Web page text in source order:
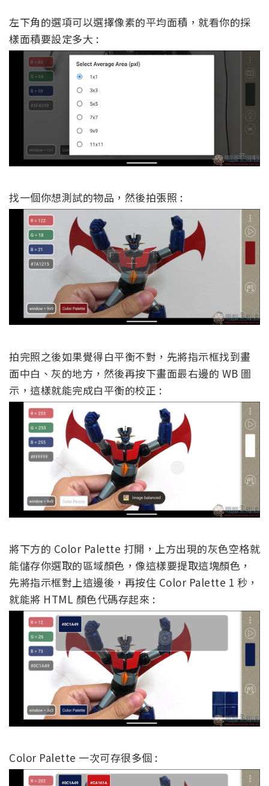
左下角的選項可以選擇像素的平均面積，就看你的採
樣面積要設定多大 :
找一個你想測試的物品，然後拍張照 :
拍完照之後如果覺得白平衡不對，先將指示框找到畫
面中白、灰的地方，然後再按下畫面最右邊的 WB 圖
示，這樣就能完成白平衡的校正 :
將下方的 Color Palette 打開，上方出現的灰色空格就
能儲存你選取的區域顏色，像這樣要提取這塊顏色，
先將指示框對上這邊後，再按住 Color Palette 1 秒，
就能將 HTML 顏色代碼存起來 :
Color Palette 一次可存很多個 :